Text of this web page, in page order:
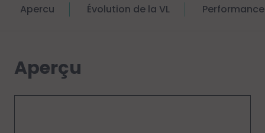
Apercu Évolution de la VL
Aperçu